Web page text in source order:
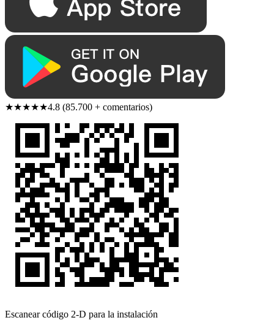
★★★★★4.8 (85.700 + comentarios)
Escanear código 2-D para la instalación